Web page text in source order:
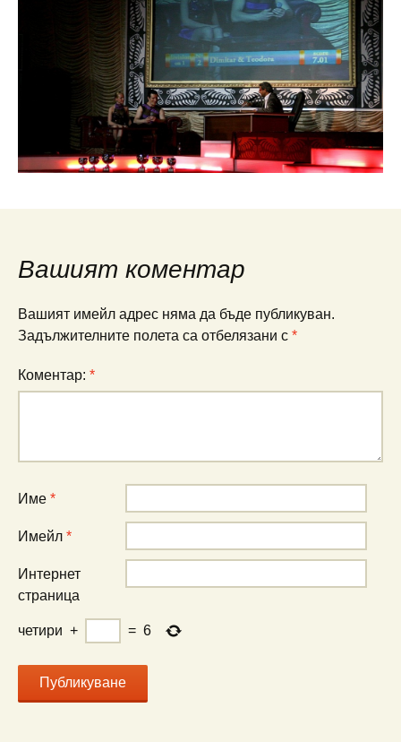
Вашият коментар
Вашият имейл адрес няма да бъде публикуван.
Задължителните полета са отбелязани с *
Коментар: *
Име *
Имейл *
Интернет
страница
четири + = 6